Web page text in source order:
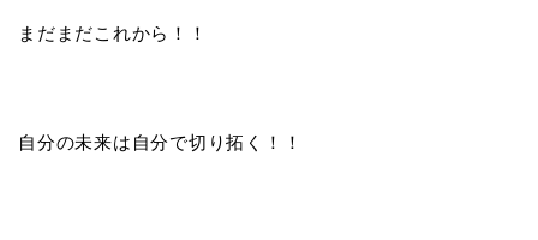
まだまだこれから！！
自分の未来は自分で切り拓く！！